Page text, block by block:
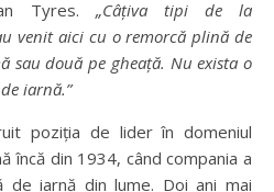
Tyres. „Câțiva tipi de la
venit aici cu o remorcă plină de
sau două pe gheață. Nu exista o
iarnă.”
poziția de lider în domeniul
încă din 1934, când compania a
de iarnă din lume. Doi ani mai